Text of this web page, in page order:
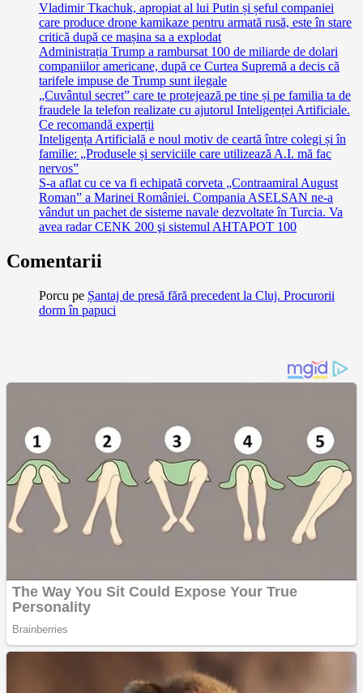
Vladimir Tkachuk, apropiat al lui Putin și șeful companiei
care produce drone kamikaze pentru armată rusă, este în stare
critică după ce mașina sa a explodat
Administrația Trump a rambursat 100 de miliarde de dolari
companiilor americane, după ce Curtea Supremă a decis că
tarifele impuse de Trump sunt ilegale
„Cuvântul secret” care te protejează pe tine și pe familia ta de
fraudele la telefon realizate cu ajutorul Inteligenței Artificiale.
Ce recomandă experții
Inteligența Artificială e noul motiv de ceartă între colegi și în
familie: „Produsele și serviciile care utilizează A.I. mă fac
nervos”
S-a aflat cu ce va fi echipată corveta „Contraamiral August
Roman” a Marinei României. Compania ASELSAN ne-a
vândut un pachet de sisteme navale dezvoltate în Turcia. Va
avea radar CENK 200 şi sistemul AHTAPOT 100
Comentarii
Porcu pe Șantaj de presă fără precedent la Cluj. Procurorii
dorm în papuci